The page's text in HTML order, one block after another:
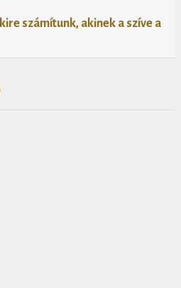
számítunk, akinek a szíve a